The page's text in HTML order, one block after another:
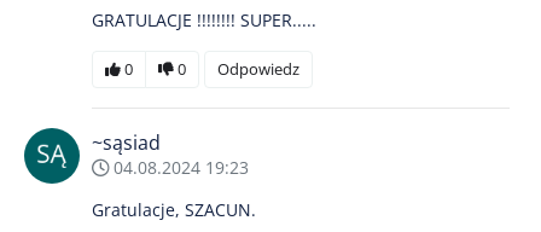
GRATULACJE !!!!!!!! SUPER.....
0 0 Odpowiedz
~sąsiad
04.08.2024 19:23
Gratulacje, SZACUN.